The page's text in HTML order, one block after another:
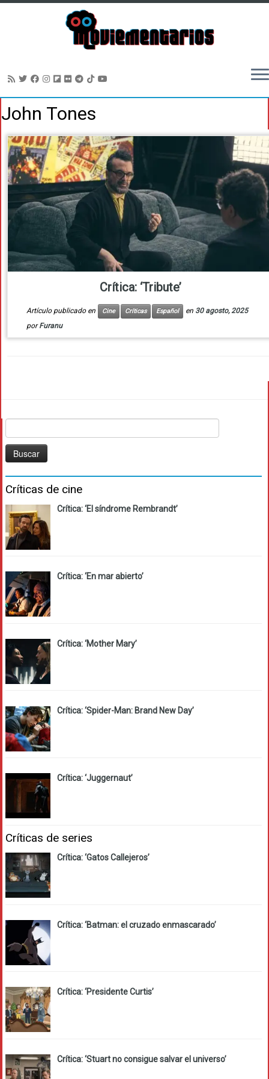
alJohn Tones
Crítica: ‘Tribute’
Artículo publicado en Cine Críticas Español en 30 agosto, 2025
porFuranu
Críticas de cine
Crítica: ‘El síndrome Rembrandt’
Crítica: ‘En mar abierto’
Crítica: ‘Mother Mary’
Crítica: ‘Spider-Man: Brand New Day’
Crítica: ‘Juggernaut’
Críticas de series
Crítica: ‘Gatos Callejeros’
Crítica: ‘Batman: el cruzado enmascarado’
Crítica: ‘Presidente Curtis’
Crítica: ‘Stuart no consigue salvar el universo’